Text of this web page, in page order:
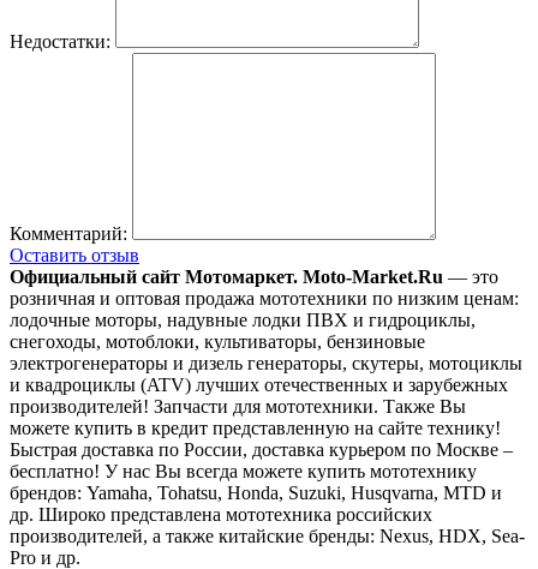
Недостатки:
Комментарий:
Оставить отзыв
Официальный сайт Мотомаркет. Moto-Market.Ru — это
розничная и оптовая продажа мототехники по низким ценам:
лодочные моторы, надувные лодки ПВХ и гидроциклы,
снегоходы, мотоблоки, культиваторы, бензиновые
электрогенераторы и дизель генераторы, скутеры, мотоциклы
и квадроциклы (ATV) лучших отечественных и зарубежных
производителей! Запчасти для мототехники. Также Вы
можете купить в кредит представленную на сайте технику!
Быстрая доставка по России, доставка курьером по Москве –
бесплатно! У нас Вы всегда можете купить мототехнику
брендов: Yamaha, Tohatsu, Honda, Suzuki, Husqvarna, MTD и
др. Широко представлена мототехника российских
производителей, а также китайские бренды: Nexus, HDX, Sea-
Pro и др.